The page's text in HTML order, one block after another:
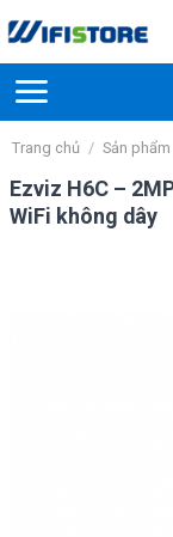
to
Trang chủ / Sản phẩm
Ezviz H6C –
WiFi không dây